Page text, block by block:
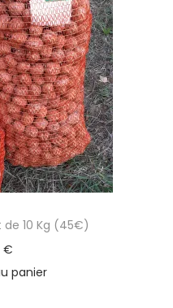
de 10 Kg (45€)
€
panier